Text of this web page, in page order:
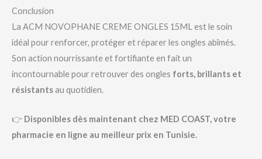
Conclusion
La ACM NOVOPHANE CREME ONGLES 15ML est le soin
idéal pour renforcer, protéger et réparer les ongles abîmés.
Son action nourrissante et fortifiante en fait un
incontournable pour retrouver des ongles forts, brillants et
résistantsau quotidien.
👉 Disponibles dès maintenant chez MED COAST, votre
pharmacie en ligne au meilleur prix en Tunisie.